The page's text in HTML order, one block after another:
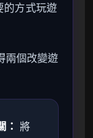
的方式玩遊
兩個改變遊
： 將